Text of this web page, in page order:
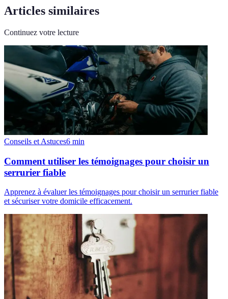
Articles similaires
Continuez votre lecture
Conseils et Astuces6 min
Comment utiliser les témoignages pour choisir un
serrurier fiable
Apprenez à évaluer les témoignages pour choisir un serrurier fiable
et sécuriser votre domicile efficacement.